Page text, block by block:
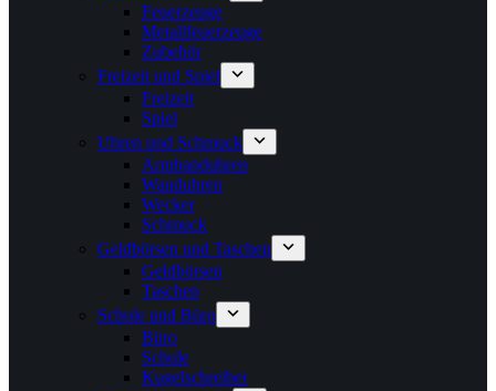
Feuerzeuge
Metallfeuerzeuge
Zubehör
Freizeit und Spiel
Freizeit
Spiel
Uhren und Schmuck
Armbanduhren
Wanduhren
Wecker
Schmuck
Geldbörsen und Taschen
Geldbörsen
Taschen
Schule und Büro
Büro
Schule
Kugelschreiber